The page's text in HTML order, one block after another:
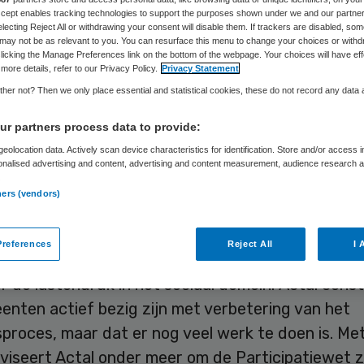
Skipr Redactie 9 maart 2017,12:38 36 keer gelezen
die zorg vraagt bekend is bij de gemeente,
niet altijd nodig. Een dergelijke stap
verplichting moeten worden opgenomen in de
Vereniging van Nederlandse Gemeenten (VNG)
eenrapportage van het adviescollege toetsing
de lastendruk in het sociaal domein. Actal
actief bezig zijn met verbetering van het
maar dat er nog veel werk te doen is.
Actal onder meer om de Participatiewet
enables tracking technologies to support the purposes shown under we and our
Reject All or withdrawing your consent will disable them. If trackers are disabled,
not be as relevant to you. You can resurface this menu to change your choices or
the Manage Preferences link on the bottom of the webpage. Your choices will have
details, refer to our Privacy Policy. Privacy Statement
not? Then we only place essential and statistical cookies, these do not record any data
partners process data to provide:
data. Actively scan device characteristics for identification. Store and/or access
advertising and content, advertising and content measurement, audience research
(vendors)
Reject All I